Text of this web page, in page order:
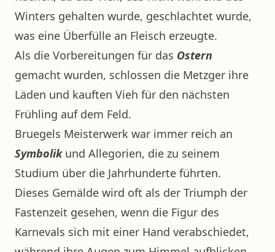
Winters gehalten wurde, geschlachtet wurde,
was eine Überfülle an Fleisch erzeugte.
Als die Vorbereitungen für das Ostern
gemacht wurden, schlossen die Metzger ihre
Läden und kauften Vieh für den nächsten
Frühling auf dem Feld.
Bruegels Meisterwerk war immer reich an
Symbolikund Allegorien, die zu seinem
Studium über die Jahrhunderte führten.
Dieses Gemälde wird oft als der Triumph der
Fastenzeit gesehen, wenn die Figur des
Karnevals sich mit einer Hand verabschiedet,